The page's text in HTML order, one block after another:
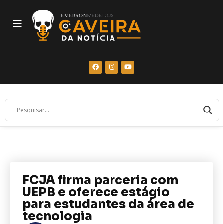
FCJA firma parceria com
UEPB e oferece estágio
para estudantes da área de
tecnologia